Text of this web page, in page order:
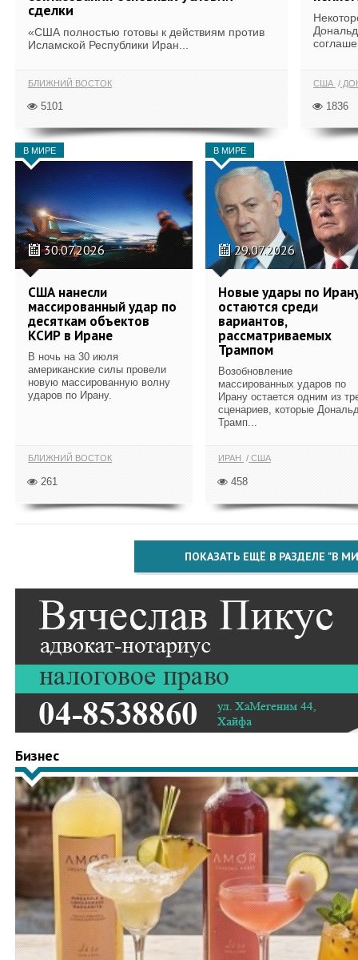
сделки
«США полностью готовы к действиям против
Исламской Республики Иран...
БЛИЖНИЙ ВОСТОК
5101
США
1836
В МИРЕ
30.07.2026
США нанесли
массированный удар по
десяткам объектов
КСИР в Иране
В ночь на 30 июля
американские силы провели
новую массированную волну
ударов по Ирану.
БЛИЖНИЙ ВОСТОК
261
В МИРЕ
29.07.2026
Новые удары по
остаются среди
вариантов,
рассматриваемых
Трампом
Возобновление
массированных ударов по
Ирану остается одним из
сценариев, которые
Трамп...
ИРАН США
458
ПОКАЗАТЬ ЕЩЁ В РАЗДЕЛЕ "В
Бизнес